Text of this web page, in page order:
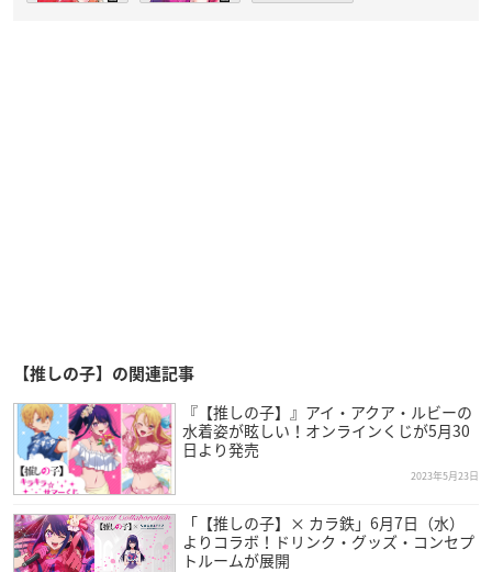
【推しの子】の関連記事
『【推しの子】』アイ・アクア・ルビーの
水着姿が眩しい！オンラインくじが5月30
日より発売
2023年5月23日
「【推しの子】× カラ鉄」6月7日（水）
よりコラボ！ドリンク・グッズ・コンセプ
トルームが展開